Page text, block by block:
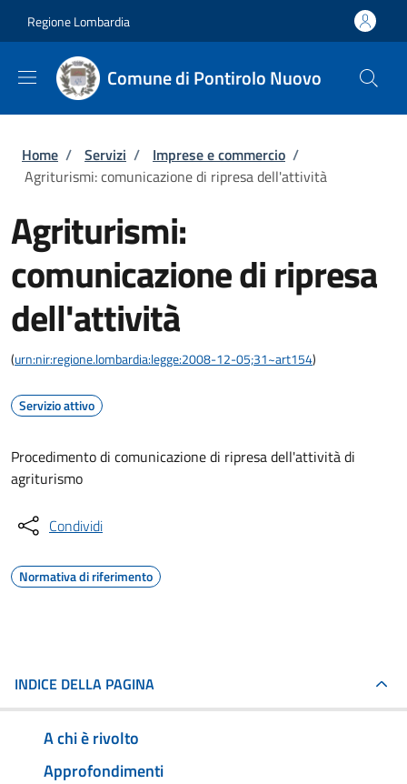
Regione Lombardia
Comune di Pontirolo Nuovo
Briciole di pane
Home / Servizi / Imprese e commercio /
Agriturismi: comunicazione di ripresa dell'attività
Agriturismi:
comunicazione di ripresa
dell'attività
(urn:nir:regione.lombardia:legge:2008-12-05;31~art154)
Servizio attivo
Procedimento di comunicazione di ripresa dell'attività di
agriturismo
Condividi
Normativa di riferimento
INDICE DELLA PAGINA
A chi è rivolto
Approfondimenti